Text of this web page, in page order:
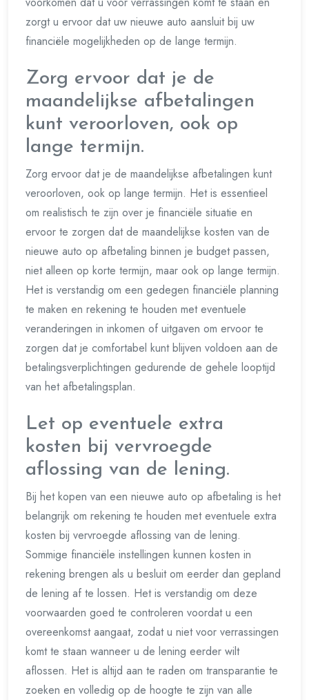
zorgt u ervoor dat uw nieuwe auto aansluit bij uw
financiële mogelijkheden op de lange termijn.
Zorg ervoor dat je de
maandelijkse afbetalingen
kunt veroorloven, ook op
lange termijn.
Zorg ervoor dat je de maandelijkse afbetalingen kunt
veroorloven, ook op lange termijn. Het is essentieel
om realistisch te zijn over je financiële situatie en
ervoor te zorgen dat de maandelijkse kosten van de
nieuwe auto op afbetaling binnen je budget passen,
niet alleen op korte termijn, maar ook op lange termijn.
Het is verstandig om een gedegen financiële planning
te maken en rekening te houden met eventuele
veranderingen in inkomen of uitgaven om ervoor te
zorgen dat je comfortabel kunt blijven voldoen aan de
betalingsverplichtingen gedurende de gehele looptijd
van het afbetalingsplan.
Let op eventuele extra
kosten bij vervroegde
aflossing van de lening.
Bij het kopen van een nieuwe auto op afbetaling is het
belangrijk om rekening te houden met eventuele extra
kosten bij vervroegde aflossing van de lening.
Sommige financiële instellingen kunnen kosten in
rekening brengen als u besluit om eerder dan gepland
de lening af te lossen. Het is verstandig om deze
voorwaarden goed te controleren voordat u een
overeenkomst aangaat, zodat u niet voor verrassingen
komt te staan wanneer u de lening eerder wilt
aflossen. Het is altijd aan te raden om transparantie te
zoeken en volledig op de hoogte te zijn van alle